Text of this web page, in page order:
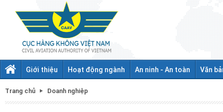
Giới thiệu Hoạt động ngành An ninh - An toàn Văn
Trang chủ Doanh nghiệp